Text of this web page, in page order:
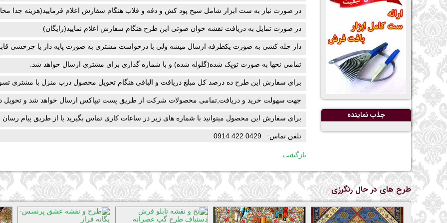
در صورت نیاز به ست ابزار شامل سیخ پود کش و دفه و قلاب هنگام سفارش اعلام فرمایید(هزینه جدا
در صورت تمایل به دریافت نقشه خوان صوتی این طرح هنگام سفارش اعلام نمایید(رایگان)
دار چله کشی به صورت یکطرفه ارسال میشه ولی با درخواست مشتری به صورت پایه دار یا چرخشی
تمامی نخها به صورت توپک شده(گلوله شده) و با شماره گذاری برای مشتری ارسال خواهد شد.
برای سفارش این طرح ده درصد کل مبلغ دریافت و الباقی هنگام تحویل محصول درب منزل با مشتری
جهت سهولت خرید و دریافت,تمامی محصولات شرکت از طریق پست تیپاکس ارسال خواهد شد و تحویل
برای سفارش این محصول میتوانید با شماره های زیر در ساعات کاری تماس بگیرید یا از طریق پیام رسان
تلفن تماس: 0429 422 0914
بازگشت
جذب نماينده
طرح های در حال رنگرزی